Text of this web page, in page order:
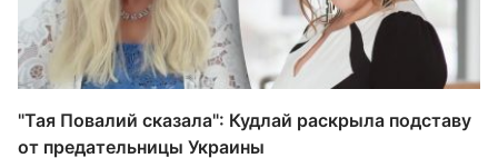
"Тая Повалий сказала": Кудлай раскрыла подставу
от предательницы Украины